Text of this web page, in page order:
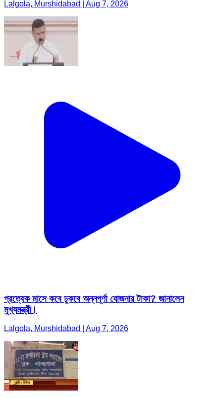
Lalgola, Murshidabad | Aug 7, 2026
প্রত্যেক মাসে কবে ঢুকবে অন্নপূর্ণা যোজনার টাকা? জানালেন
মুখ্যমন্ত্রী।
Lalgola, Murshidabad | Aug 7, 2026